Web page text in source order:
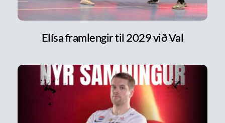
Elísa framlengir til 2029 við Val